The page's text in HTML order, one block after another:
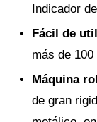
Indicador
Fácil de
más de
Máquina
de gran